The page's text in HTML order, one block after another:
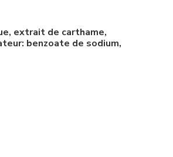
extrait de carthame,
benzoate de sodium,